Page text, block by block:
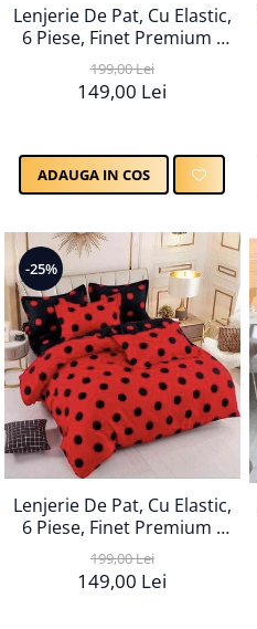
Lenjerie De Pat, Cu Elastic,
6 Piese, Finet Premium -
LPBF6PE3
199,00 Lei
149,00 Lei
ADAUGA IN COS
-25%
Lenjerie De Pat, Cu Elastic,
6 Piese, Finet Premium -
LPBF6PE5
199,00 Lei
149,00 Lei